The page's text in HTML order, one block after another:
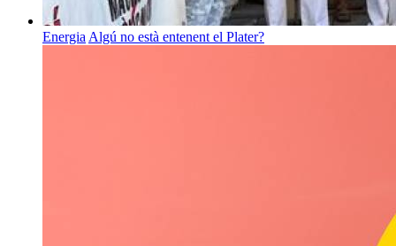
Energia Algú no està entenent el Plater?